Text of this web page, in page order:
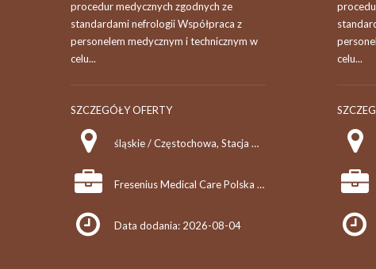
procedur medycznych zgodnych ze
standardami nefrologii Współpraca z
personelem medycznym i technicznym w
celu...
SZCZEGÓŁY OFERTY
śląskie / Częstochowa, Stacja Dializ
Fresenius Medical Care Polska S.A.
Data dodania: 2026-08-04
celu...